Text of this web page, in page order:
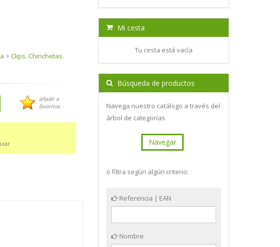
> Clips. Chinchetas.
añadir a
favoritos
Mi cesta
Tu cesta está vacía
Búsqueda de productos
Navega nuestro catálogo a través del
árbol de categorías
Navegar
o filtra según algún criterio:
Referencia | EAN
Nombre